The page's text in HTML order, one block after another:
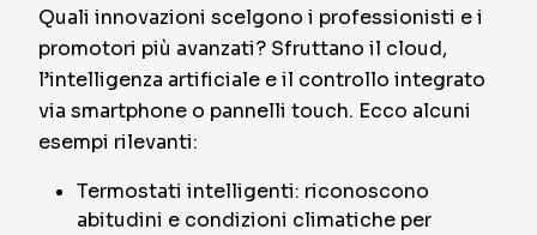
Quali innovazioni scelgono i professionisti e i
promotori più avanzati? Sfruttano il cloud,
l’intelligenza artificiale e il controllo integrato
via smartphone o pannelli touch. Ecco alcuni
esempi rilevanti:
Termostati intelligenti: riconoscono
abitudini e condizioni climatiche per